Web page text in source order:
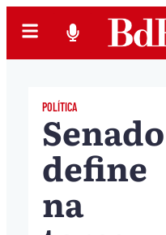
POLÍTICA
Senado
define
na